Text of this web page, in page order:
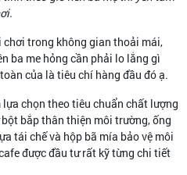
chơi trong không gian thoải mái,
ba me hỏng cần phải lo lắng gì
của là tiêu chí hàng đầu đó ạ.
chọn theo tiêu chuẩn chất lượng
bắp thân thiện môi trường, ống
tái chế và hộp bã mía bảo vệ môi
được đầu tư rất kỹ từng chi tiết